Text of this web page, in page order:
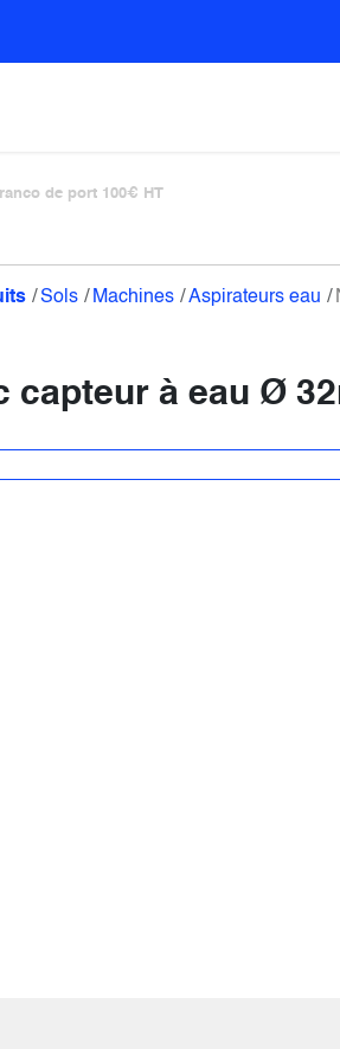
de port 100€ HT
Sols Machines Aspirateurs eau
capteur à eau Ø